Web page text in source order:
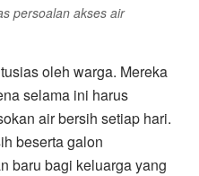
persoalan akses air
oleh warga. Mereka
selama ini harus
air bersih setiap hari.
beserta galon
baru bagi keluarga yang